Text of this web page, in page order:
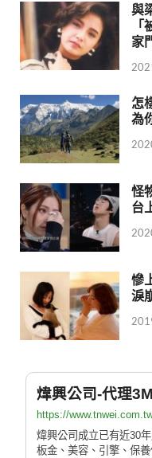
與
家
怎
為
怪
台
慘
淚
煒興公司-代理
https://
煒興公司成立已有近30
板金、美容、引擎、保